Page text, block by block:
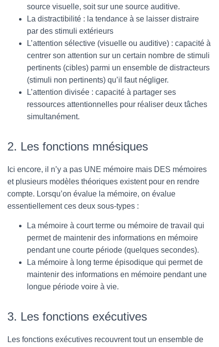
source visuelle, soit sur une source auditive.
La distractibilité : la tendance à se laisser distraire
par des stimuli extérieurs
L’attention sélective (visuelle ou auditive) : capacité à
centrer son attention sur un certain nombre de stimuli
pertinents (cibles) parmi un ensemble de distracteurs
(stimuli non pertinents) qu’il faut négliger.
L’attention divisée : capacité à partager ses
ressources attentionnelles pour réaliser deux tâches
simultanément.
2. Les fonctions mnésiques
Ici encore, il n’y a pas UNE mémoire mais DES mémoires
et plusieurs modèles théoriques existent pour en rendre
compte. Lorsqu’on évalue la mémoire, on évalue
essentiellement ces deux sous-types :
La mémoire à court terme ou mémoire de travail qui
permet de maintenir des informations en mémoire
pendant une courte période (quelques secondes).
La mémoire à long terme épisodique qui permet de
maintenir des informations en mémoire pendant une
longue période voire à vie.
3. Les fonctions exécutives
Les fonctions exécutives recouvrent tout un ensemble de